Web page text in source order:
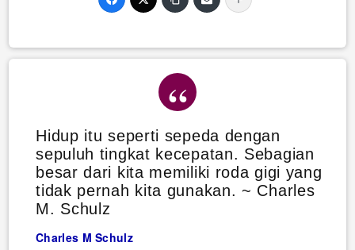
Hidup itu seperti sepeda dengan
sepuluh tingkat kecepatan. Sebagian
besar dari kita memiliki roda gigi yang
tidak pernah kita gunakan. ~ Charles
M. Schulz
Charles M Schulz